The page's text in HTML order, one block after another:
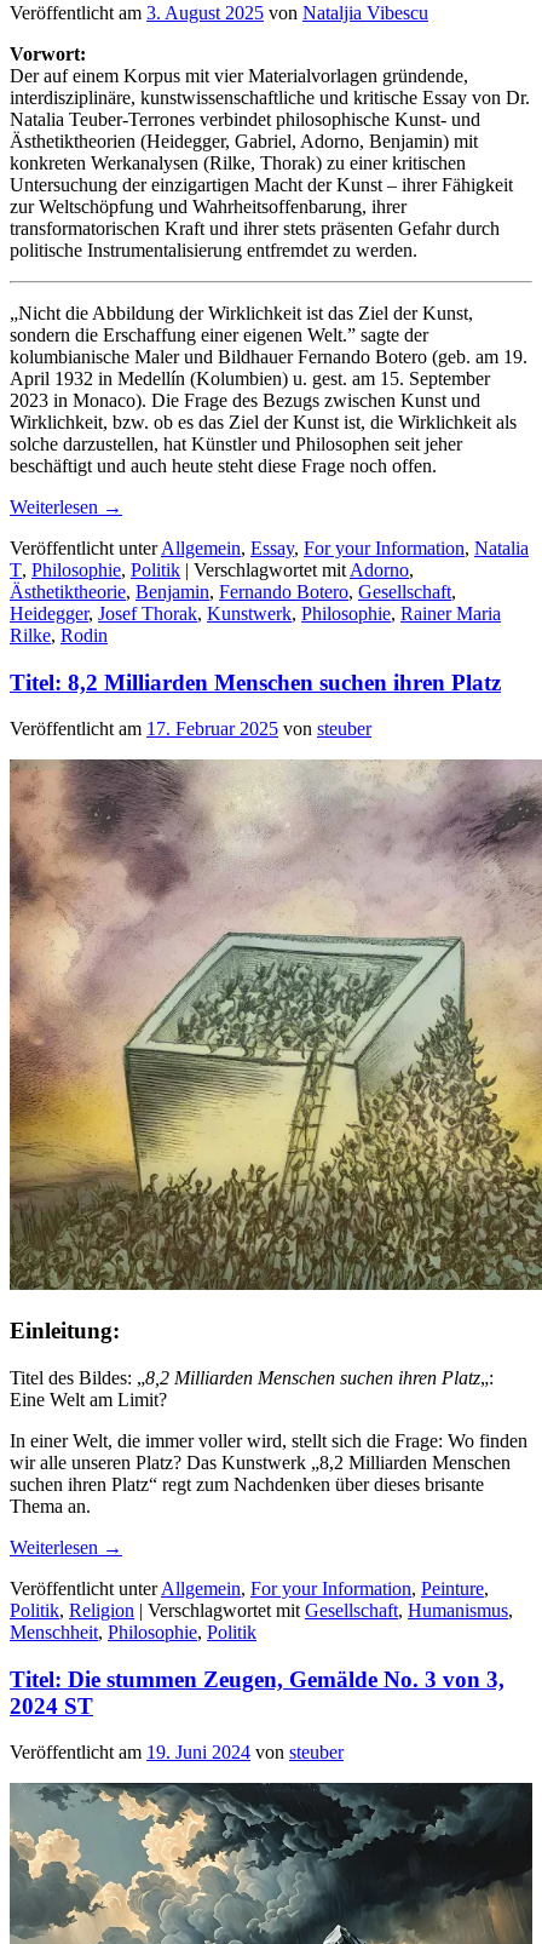
Veröffentlicht am 3. August 2025 von Nataljia Vibescu
Vorwort:
Der auf einem Korpus mit vier Materialvorlagen gründende,
interdisziplinäre, kunstwissenschaftliche und kritische Essay von Dr.
Natalia Teuber-Terrones verbindet philosophische Kunst- und
Ästhetiktheorien (Heidegger, Gabriel, Adorno, Benjamin) mit
konkreten Werkanalysen (Rilke, Thorak) zu einer kritischen
Untersuchung der einzigartigen Macht der Kunst – ihrer Fähigkeit
zur Weltschöpfung und Wahrheitsoffenbarung, ihrer
transformatorischen Kraft und ihrer stets präsenten Gefahr durch
politische Instrumentalisierung entfremdet zu werden.
„Nicht die Abbildung der Wirklichkeit ist das Ziel der Kunst,
sondern die Erschaffung einer eigenen Welt.” sagte der
kolumbianische Maler und Bildhauer Fernando Botero (geb. am 19.
April 1932 in Medellín (Kolumbien) u. gest. am 15. September
2023 in Monaco). Die Frage des Bezugs zwischen Kunst und
Wirklichkeit, bzw. ob es das Ziel der Kunst ist, die Wirklichkeit als
solche darzustellen, hat Künstler und Philosophen seit jeher
beschäftigt und auch heute steht diese Frage noch offen.
Weiterlesen →
Veröffentlicht unter Allgemein, Essay, For your Information, Natalia
T, Philosophie, Politik | Verschlagwortet mit Adorno,
Ästhetiktheorie, Benjamin, Fernando Botero, Gesellschaft,
Heidegger, Josef Thorak, Kunstwerk, Philosophie, Rainer Maria
Rilke, Rodin
Titel: 8,2 Milliarden Menschen suchen ihren Platz
Veröffentlicht am 17. Februar 2025 von steuber
Einleitung:
Titel des Bildes: „8,2 Milliarden Menschen suchen ihren Platz„:
Eine Welt am Limit?
In einer Welt, die immer voller wird, stellt sich die Frage: Wo finden
wir alle unseren Platz? Das Kunstwerk „8,2 Milliarden Menschen
suchen ihren Platz“ regt zum Nachdenken über dieses brisante
Thema an.
Weiterlesen →
Veröffentlicht unter Allgemein, For your Information, Peinture,
Politik, Religion | Verschlagwortet mit Gesellschaft, Humanismus,
Menschheit, Philosophie, Politik
Titel: Die stummen Zeugen, Gemälde No. 3 von 3,
2024 ST
Veröffentlicht am 19. Juni 2024 von steuber